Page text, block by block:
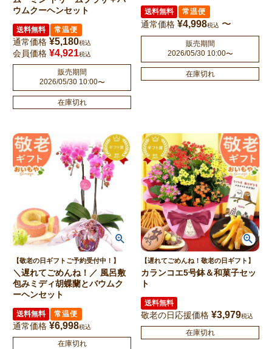
ウムクーヘンセット
送料無料 常温便
通常価格 ¥5,180税込
会員価格 ¥4,921税込
販売期間
2026/05/30 10:00〜
在庫切れ
送料無料 常温便
通常価格 ¥4,998税込 〜
販売期間
2026/05/30 10:00〜
在庫切れ
【敬老の日ギフトご予約受付中！】
＼遅れてごめんね！／ 風呂敷
包みミディ胡蝶蘭とバウムク
ーヘンセット
送料無料 常温便
通常価格 ¥6,998税込
在庫切れ
【遅れてごめんね！敬老の日ギフト】
カランコエ5号鉢＆和菓子セッ
ト
送料無料
敬老の日応援価格 ¥3,979税込
在庫切れ